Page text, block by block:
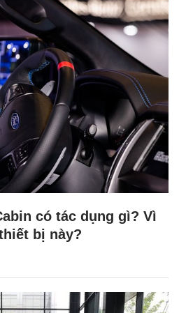
có tác dụng gì? Vì
bị này?